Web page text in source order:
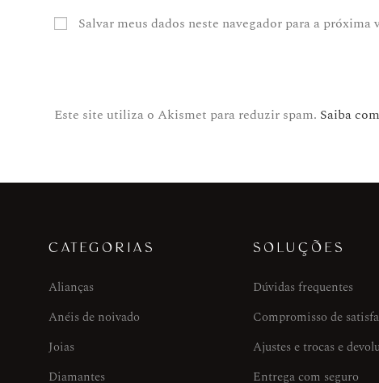
Salvar meus dados neste navegador para a próxima
Este site utiliza o Akismet para reduzir spam. Saiba
CATEGORIAS
Alianças
Anéis de noivado
Joias
Diamantes
SOLUÇÕES
Dúvidas frequentes
Compromisso de
Ajustes e trocas e
Entrega com seguro